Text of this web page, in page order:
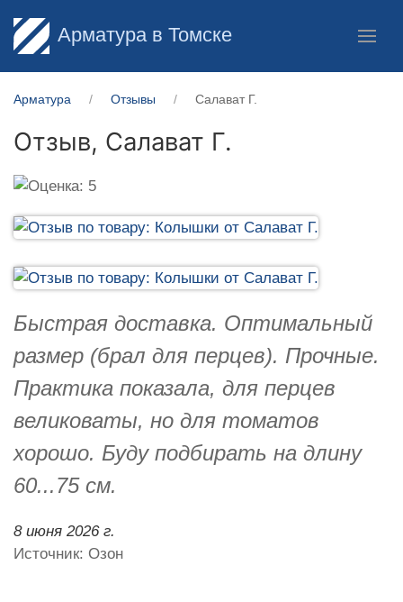
Арматура в Томске
Арматура Отзывы Салават Г.
Отзыв, Салават Г.
Быстрая доставка. Оптимальный
размер (брал для перцев). Прочные.
Практика показала, для перцев
великоваты, но для томатов
хорошо. Буду подбирать на длину
60...75 см.
8 июня 2026 г.
Источник: Озон